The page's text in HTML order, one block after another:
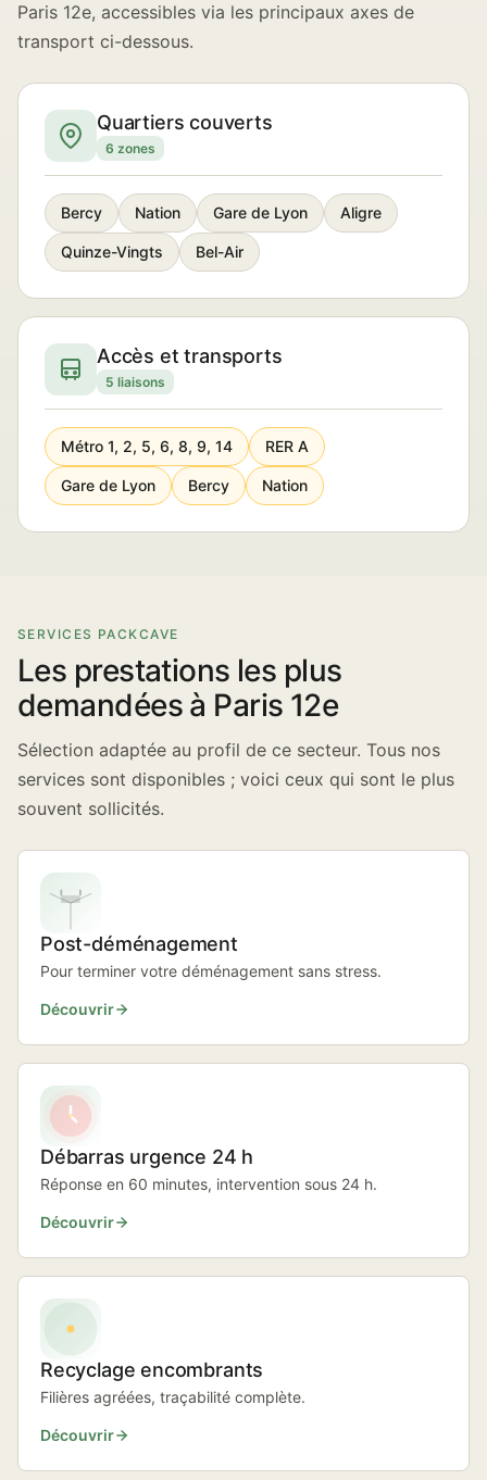
Paris 12e, accessibles via les principaux axes de
transport ci-dessous.
Quartiers couverts
6 zones
Bercy Nation Gare de Lyon Aligre
Quinze-Vingts Bel-Air
Accès et transports
5 liaisons
Métro 1, 2, 5, 6, 8, 9, 14 RER A
Gare de Lyon Bercy Nation
SERVICES PACKCAVE
Les prestations les plus
demandées à Paris 12e
Sélection adaptée au profil de ce secteur. Tous nos
services sont disponibles ; voici ceux qui sont le plus
souvent sollicités.
Post-déménagement
Pour terminer votre déménagement sans stress.
Découvrir
Débarras urgence 24 h
Réponse en 60 minutes, intervention sous 24 h.
Découvrir
Recyclage encombrants
Filières agréées, traçabilité complète.
Découvrir